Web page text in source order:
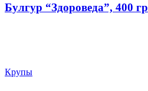
Булгур “Здороведа”, 400 гр
Крупы